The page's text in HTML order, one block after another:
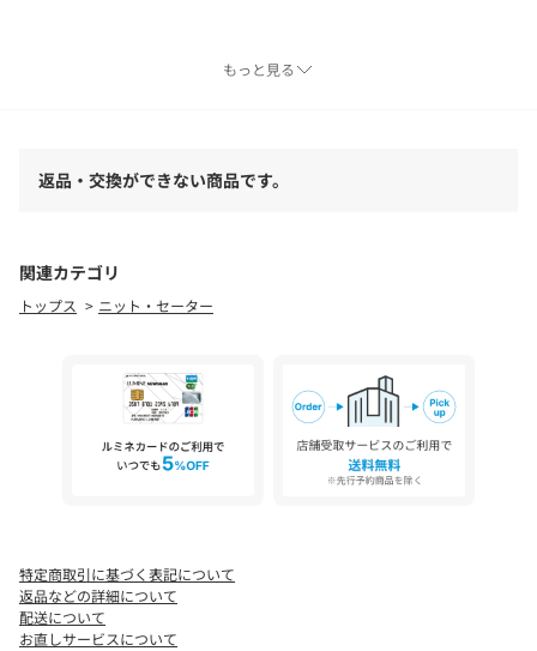
※画像の商品はサンプルです。
ク等が多少変更になる可能性がございます。
予めご了承ください。
◆気になる商品は「お気に入り」登録を◆
ハートマークをクリックし、お好きなカラーを選んでお気に入り
に登録すると
入荷情報や残り1点の通知、完売カラーの再入荷、セール情報など
もっと見る
返品・交換ができない商品です。
関連カテゴリ
トップス ニット・セーター
特定商取引に基づく表記について
返品などの詳細について
配送について
お直しサービスについて